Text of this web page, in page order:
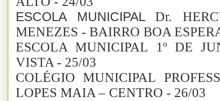
ESCOLA MUNICIPAL Dr.
MENEZES - BAIRRO BOA
ESCOLA MUNICIPAL 1º DE
VISTA - 25/03
COLÉGIO MUNICIPAL
LOPES MAIA – CENTRO - 26/03